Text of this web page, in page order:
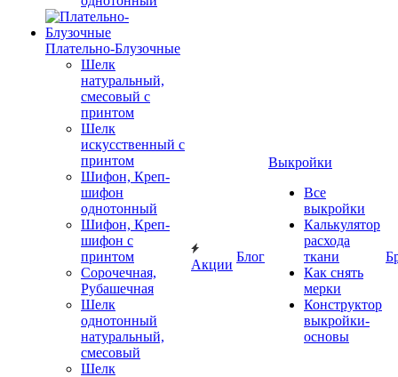
Плательно-Блузочные
Шелк
натуральный,
смесовый с
принтом
Шелк
искусственный с
принтом
Шифон, Креп-
шифон
однотонный
Шифон, Креп-
шифон с
принтом
Сорочечная,
Рубашечная
Шелк
однотонный
натуральный,
смесовый
Шелк
Акции
Блог
Выкройки
Все
выкройки
Калькулятор
расхода
ткани
Как снять
мерки
Конструктор
выкройки-
основы